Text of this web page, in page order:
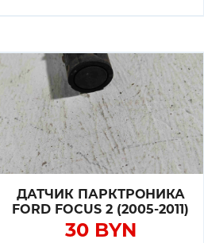
ДАТЧИК ПАРКТРОНИКА
FORD FOCUS 2 (2005-2011)
30 BYN